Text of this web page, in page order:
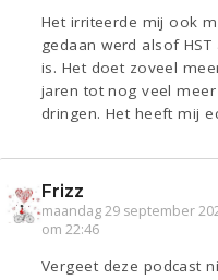
Het irriteerde mij ook
gedaan werd alsof
is. Het doet zoveel
jaren tot nog veel
dringen. Het heeft mij
Frizz
maandag 29 september
om 22:46
Vergeet deze podcast